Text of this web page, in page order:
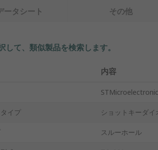
ータシート その他
て、類似製品を検索します。
内容
イプ ショットキーダイ
スルーホール